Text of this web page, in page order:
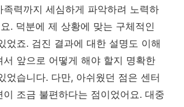
력까지 세심하게 파악하려 노력하
. 덕분에 제 상황에 맞는 구체적인
었죠. 검진 결과에 대한 설명도 이해
서 앞으로 어떻게 해야 할지 명확한
었습니다. 다만, 아쉬웠던 점은 센터
이 조금 불편하다는 점이었어요. 대중